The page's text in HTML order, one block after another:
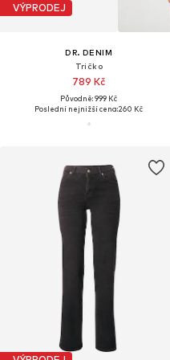
VÝPRODEJ
DR. DENIM
Tričko
789 Kč
Původně: 999 Kč
Poslední nejnižší cena:260 Kč